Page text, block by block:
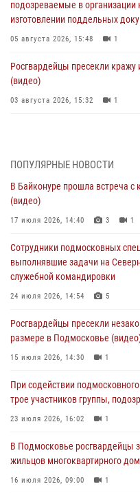
подозреваемые в организации
изготовлении поддельных
05 августа 2026, 15:48 1
Росгвардейцы пресекли
(видео)
03 августа 2026, 15:32 1
03 августа 2026, 15:08 1
В Подмосковье отметили
«Пересвет»
02 августа 2026, 18:01
Офицер подмосковного главка
«Радио 1»
01 августа 2026, 17:57
крупную сумму в Подмосковье
31 июля 2026, 13:00
действиях в Подмосковье
31 июля 2026, 09:00
ПОПУЛЯРНЫЕ НОВОСТИ
В Байконуре прошла встреча с
(видео)
17 июля 2026, 14:40 3 1
Сотрудники подмосковных
выполнявшие задачи на
служебной командировки
24 июля 2026, 14:54 5
Росгвардейцы пресекли
размере в Подмосковье
15 июля 2026, 14:30 1
При содействии
трое участников группы,
23 июля 2026, 16:02 1
В Подмосковье росгвардейцы
жильцов многоквартирного
16 июля 2026, 09:00 1